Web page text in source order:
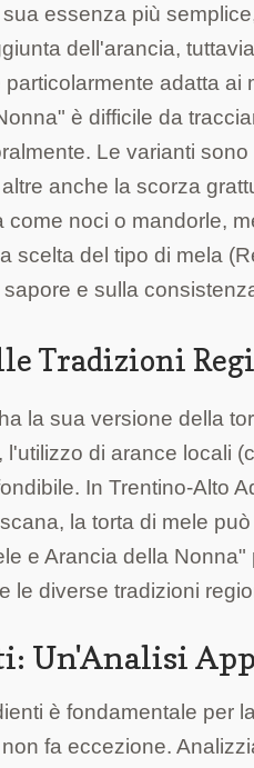
essenza più
dell'arancia,
adatta ai
è difficile da
Le varianti
anche la scorza
come noci o mandorle,
scelta del tipo di mela
e sulla
Tradizioni
la sua versione della
l'utilizzo di arance locali
In Trentino-Alto
la torta di mele
e Arancia della
le diverse tradizioni
Un'Analisi
è fondamentale per
fa eccezione.